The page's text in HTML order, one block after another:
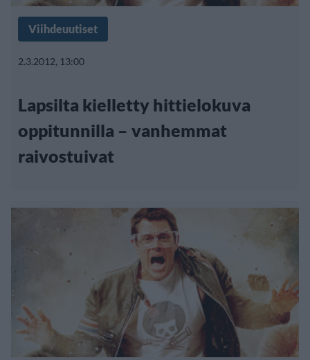
Viihdeuutiset
2.3.2012, 13:00
Lapsilta kielletty hittielokuva
oppitunnilla – vanhemmat
raivostuivat